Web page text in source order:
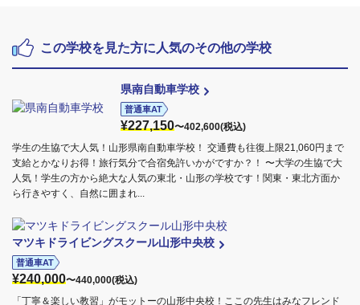
この学校を見た方に人気のその他の学校
県南自動車学校
普通車AT
¥227,150〜402,600(税込)
学生の生協で大人気！山形県南自動車学校！ 交通費も往復上限21,060円まで
支給とかなりお得！旅行気分で合宿免許いかがですか？！ 〜大学の生協で大
人気！学生の方から絶大な人気の東北・山形の学校です！関東・東北方面か
ら行きやすく、自然に囲まれ...
マツキドライビングスクール山形中央校
普通車AT
¥240,000〜440,000(税込)
「丁寧＆楽しい教習」がモットーの山形中央校！ここの先生はみなフレンド